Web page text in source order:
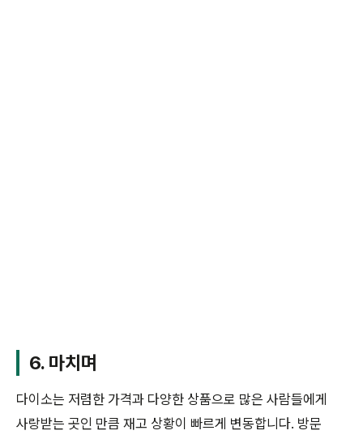
6. 마치며
다이소는 저렴한 가격과 다양한 상품으로 많은 사람들에게
사랑받는 곳인 만큼 재고 상황이 빠르게 변동합니다. 방문